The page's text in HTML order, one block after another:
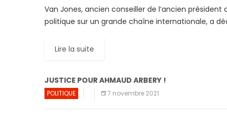
Van Jones, ancien conseiller de l’ancien
politique sur un grande chaîne internationale, a
Lire la suite
JUSTICE POUR AHMAUD ARBERY !
POLITIQUE 7 novembre 2021